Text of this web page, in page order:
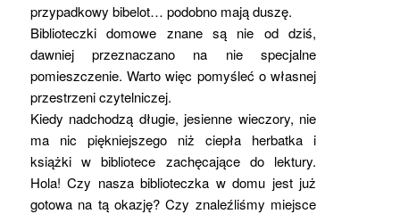
przypadkowy bibelot… podobno mają duszę.
Biblioteczki domowe znane są nie od dziś,
dawniej przeznaczano na nie specjalne
pomieszczenie. Warto więc pomyśleć o własnej
przestrzeni czytelniczej.
Kiedy nadchodzą długie, jesienne wieczory, nie
ma nic piękniejszego niż ciepła herbatka i
książki w bibliotece zachęcające do lektury.
Hola! Czy nasza biblioteczka w domu jest już
gotowa na tą okazję? Czy znaleźliśmy miejsce